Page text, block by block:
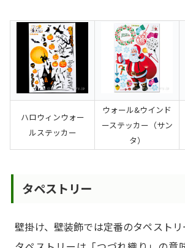
ハロウィンウォー
ルステッカー
ウォール&ウインド
ーステッカー（サン
タ）
タペストリー
壁掛け、壁装飾では定番のタペストリ